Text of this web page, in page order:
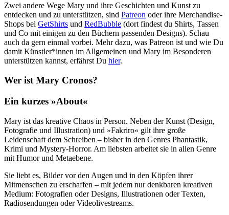
Zwei andere Wege Mary und ihre Geschichten und Kunst zu
entdecken und zu unterstützen, sind Patreon oder ihre Merchandise-
Shops bei GetShirts und RedBubble (dort findest du Shirts, Tassen
und Co mit einigen zu den Büchern passenden Designs). Schau
auch da gern einmal vorbei. Mehr dazu, was Patreon ist und wie Du
damit Künstler*innen im Allgemeinen und Mary im Besonderen
unterstützen kannst, erfährst Du hier.
Wer ist Mary Cronos?
Ein kurzes »About«
Mary ist das kreative Chaos in Person. Neben der Kunst (Design,
Fotografie und Illustration) und »Fakriro« gilt ihre große
Leidenschaft dem Schreiben – bisher in den Genres Phantastik,
Krimi und Mystery-Horror. Am liebsten arbeitet sie in allen Genre
mit Humor und Metaebene.
Sie liebt es, Bilder vor den Augen und in den Köpfen ihrer
Mitmenschen zu erschaffen – mit jedem nur denkbaren kreativen
Medium: Fotografien oder Designs, Illustrationen oder Texten,
Radiosendungen oder Videolivestreams.